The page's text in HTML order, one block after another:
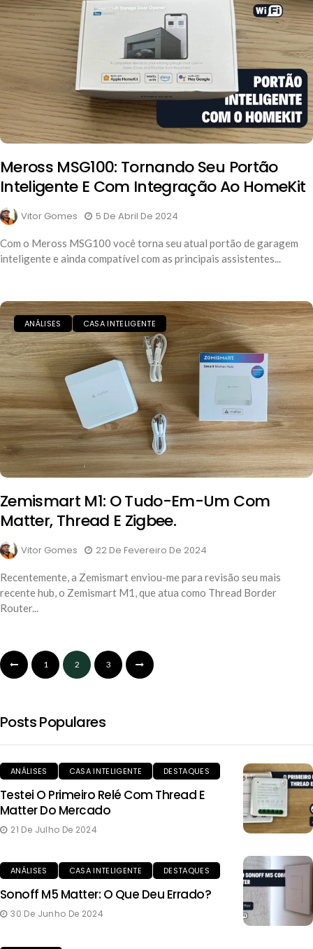
Meross MSG100: Tornando Seu Portão
Inteligente E Com Integração Ao HomeKit
Vitor Gomes 5 De Abril De 2024
Com o Meross MSG100 você torna seu atual portão de garagem
inteligente e ainda compatível com as principais assistentes...
ANÁLISES CASA INTELIGENTE
Zemismart M1: O Tudo-Em-Um Com
Matter, Thread E Zigbee.
Vitor Gomes 22 De Fevereiro De 2024
Recentemente, a Zemismart enviou-me para revisão seu mais
recente hub, o Zemismart M1, que atua como Thread Border
Router...
1 2 3
Posts Populares
ANÁLISES CASA INTELIGENTE DESTAQUES
Testei O Primeiro Relé Com Thread E
Matter Do Mercado
21 De Julho De 2024
ANÁLISES CASA INTELIGENTE DESTAQUES
Sonoff M5 Matter: O Que Deu Errado?
30 De Junho De 2024